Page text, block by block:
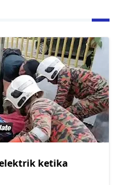
ketika